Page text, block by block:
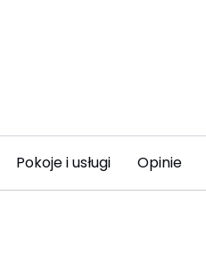
Pokoje i usługi Opinie